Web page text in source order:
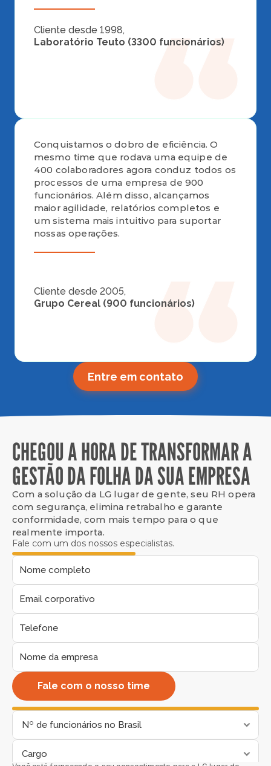
Cliente desde 1998,
Laboratório Teuto (3300 funcionários)
Conquistamos o dobro de eficiência. O
mesmo time que rodava uma equipe de
400 colaboradores agora conduz todos os
processos de uma empresa de 900
funcionários. Além disso, alcançamos
maior agilidade, relatórios completos e
um sistema mais intuitivo para suportar
nossas operações.
Cliente desde 2005,
Grupo Cereal (900 funcionários)
Entre em contato
CHEGOU A HORA DE TRANSFORMAR A
GESTÃO DA FOLHA DA SUA EMPRESA
Com a solução da LG lugar de gente, seu RH opera
com segurança, elimina retrabalho e garante
conformidade, com mais tempo para o que
realmente importa.
Fale com um dos nossos especialistas.
Fale com o nosso time